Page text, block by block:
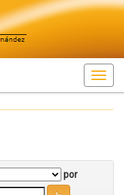
por